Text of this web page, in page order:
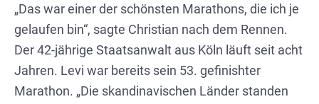
„Das war einer der schönsten Marathons, die ich je
gelaufen bin“, sagte Christian nach dem Rennen.
Der 42-jährige Staatsanwalt aus Köln läuft seit acht
Jahren. Levi war bereits sein 53. gefinishter
Marathon. „Die skandinavischen Länder standen